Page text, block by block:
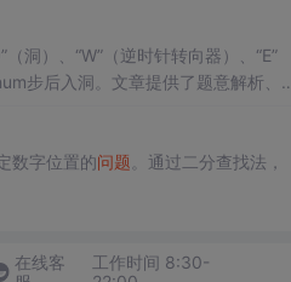
（洞）、“W”（逆时针转向器）、“E”
步后入洞。文章提供了题意解析、
数字位置的问题 。通过二分查找法，
在线客
工作时间 8:30-